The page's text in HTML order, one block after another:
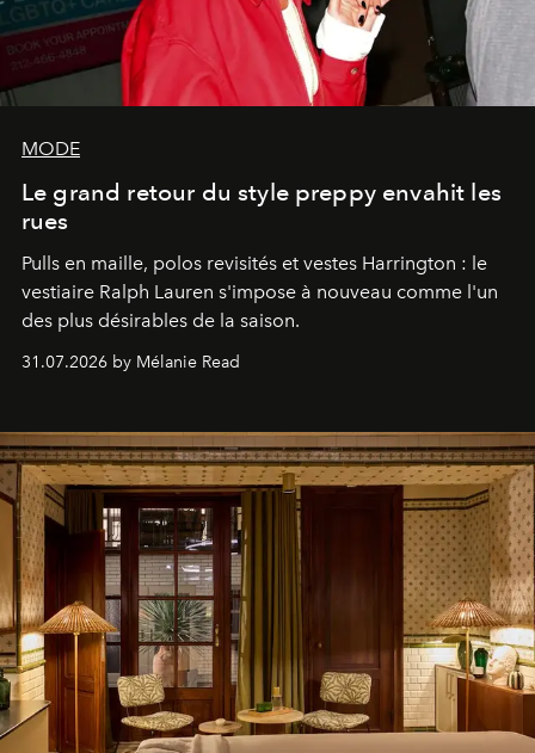
MODE
Le grand retour du style preppy envahit les
rues
Pulls en maille, polos revisités et vestes Harrington : le
vestiaire Ralph Lauren s'impose à nouveau comme l'un
des plus désirables de la saison.
31.07.2026 by Mélanie Read